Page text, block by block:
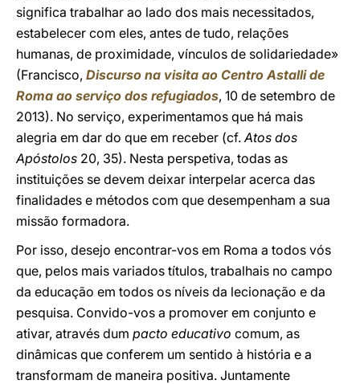
significa trabalhar ao lado dos mais necessitados,
estabelecer com eles, antes de tudo, relações
humanas, de proximidade, vínculos de solidariedade»
(Francisco, Discurso na visita ao Centro Astalli de
Roma ao serviço dos refugiados, 10 de setembro de
2013). No serviço, experimentamos que há mais
alegria em dar do que em receber (cf.Atos dos
Apóstolos 20, 35). Nesta perspetiva, todas as
instituições se devem deixar interpelar acerca das
finalidades e métodos com que desempenham a sua
missão formadora.
Por isso, desejo encontrar-vos em Roma a todos vós
que, pelos mais variados títulos, trabalhais no campo
da educação em todos os níveis da lecionação e da
pesquisa. Convido-vos a promover em conjunto e
ativar, através dum pacto educativo comum, as
dinâmicas que conferem um sentido à história e a
transformam de maneira positiva. Juntamente